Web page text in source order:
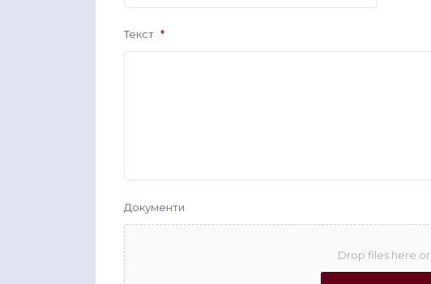
Текст *
Документи
Drop files here or